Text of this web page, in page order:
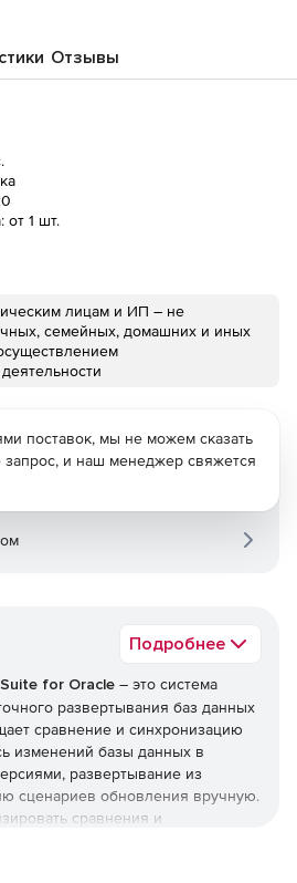
Отзывы
от 1 шт.
лицам и ИП – не
семейных, домашних и иных
Подробнее
for Oracle – это система
развертывания баз данных
сравнение и синхронизацию
изменений базы данных в
развертывание из
сценариев обновления вручную.
сравнения и
поставок, мы не можем сказать
запрос, и наш менеджер свяжется